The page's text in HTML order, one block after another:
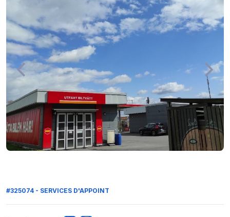
#325074 - SERVICES D'APPOINT